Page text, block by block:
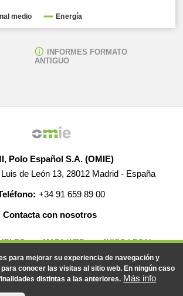
medio Energía
INFORMES FORMATO
ANTIGUO
Polo Español S.A. (OMIE)
de León 13, 28012 Madrid - España
+34 91 659 89 00
Contacta con nosotros
- Todos los derechos reservados
MAPA WEB AVISO LEGAL
para mejorar su experiencia de navegación y
conocer las visitas al sitio web. En ningún caso
distintas a las anteriores. Más info